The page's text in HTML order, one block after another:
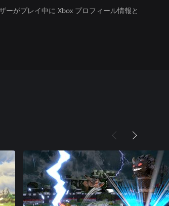
がプレイ中に Xbox プロフィール情報と